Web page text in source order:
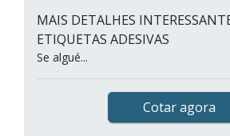
MAIS DETALHES
ETIQUETAS ADESIVAS
Se algué...
Cotar agora